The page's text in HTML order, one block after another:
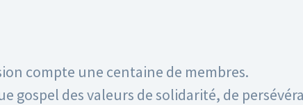
compte une centaine de membres.
gospel des valeurs de solidarité, de